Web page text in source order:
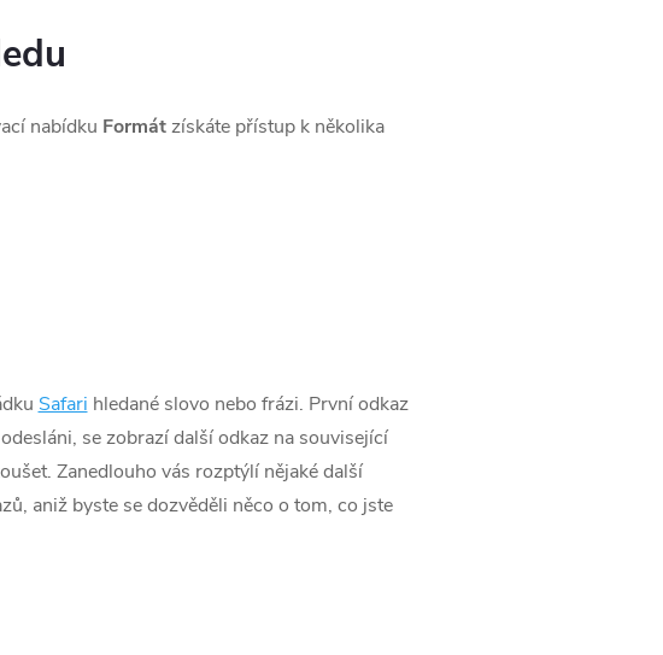
nabídku Formátzískáte přístup k několika
Safari hledané slovo nebo frázi. První odkaz
se zobrazí další odkaz na související
Zanedlouho vás rozptýlí nějaké další
aniž byste se dozvěděli něco o tom, co jste